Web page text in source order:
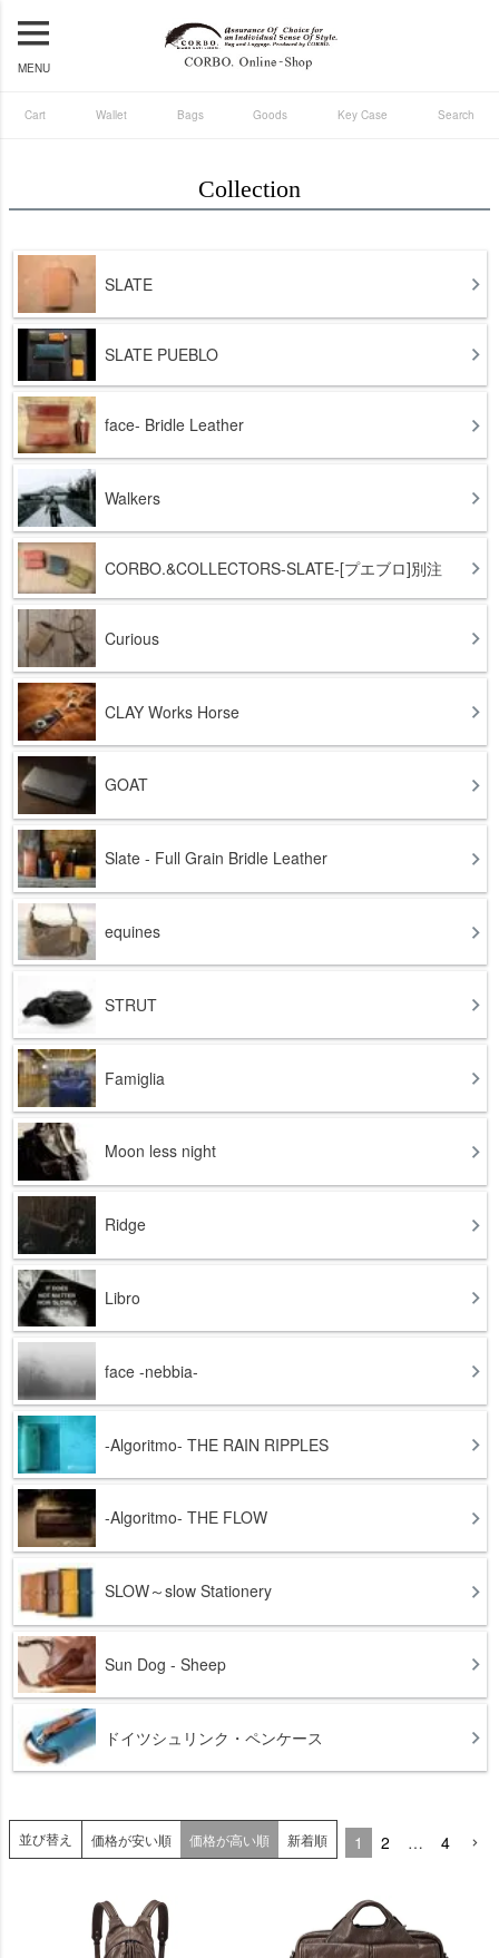
MENU
Cart Wallet Bags Goods Key Case Search
Collection
SLATE
SLATE PUEBLO
face- Bridle Leather
Walkers
CORBO.&COLLECTORS-SLATE-[プエブロ]別注
Curious
CLAY Works Horse
GOAT
Slate - Full Grain Bridle Leather
equines
STRUT
Famiglia
Moon less night
Ridge
Libro
face -nebbia-
-Algoritmo- THE RAIN RIPPLES
-Algoritmo- THE FLOW
SLOW～slow Stationery
Sun Dog - Sheep
ドイツシュリンク・ペンケース
並び替え 価格が安い順 価格が高い順 新着順 1 2 … 4